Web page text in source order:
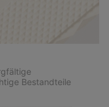
Bestandteile